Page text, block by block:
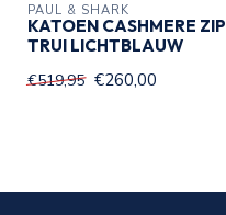
PAUL & SHARK
KATOEN CASHMERE ZIP
TRUI LICHTBLAUW
€519,95 €260,00